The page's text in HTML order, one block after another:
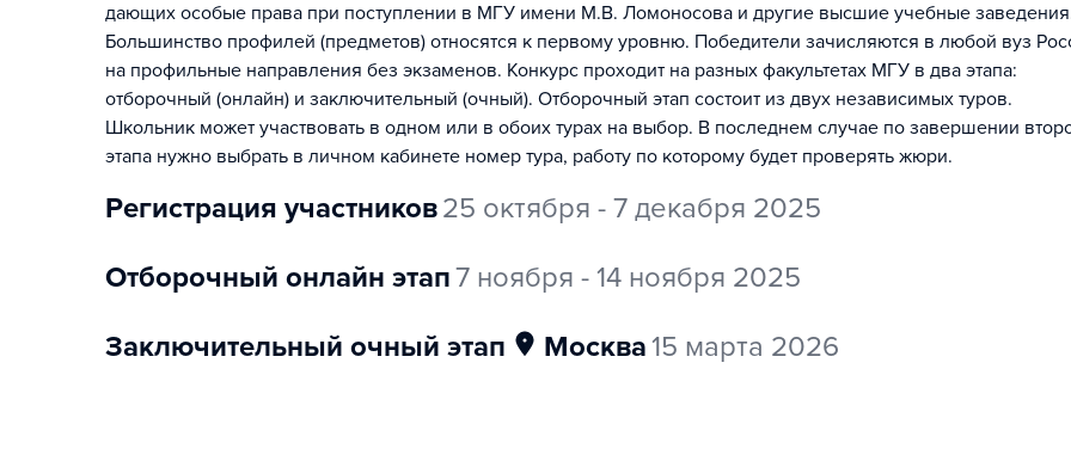
дающих особые права при поступлении в МГУ имени М.В. Ломоносова и другие высшие учебные
Большинство профилей (предметов) относятся к первому уровню. Победители зачисляются в любой вуз
на профильные направления без экзаменов. Конкурс проходит на разных факультетах МГУ в два этапа:
отборочный (онлайн) и заключительный (очный). Отборочный этап состоит из двух независимых туров.
Школьник может участвовать в одном или в обоих турах на выбор. В последнем случае по завершении
этапа нужно выбрать в личном кабинете номер тура, работу по которому будет проверять жюри.
регистрация участников25 октября - 7 декабря 2025
отборочный онлайн этап7 ноября - 14 ноября 2025
заключительный очный этап
Москва 15 марта 2026